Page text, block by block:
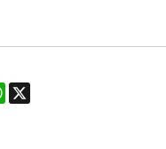
WhatsApp